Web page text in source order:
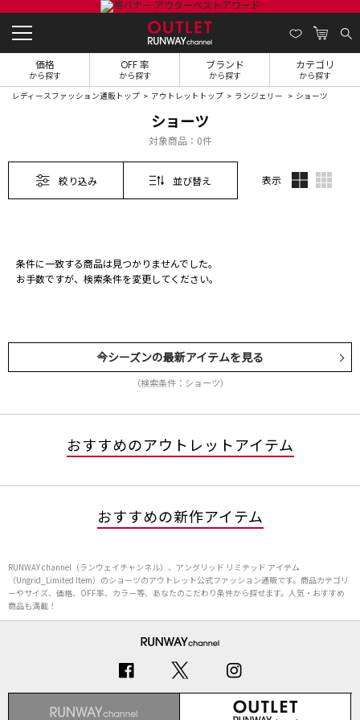
価格
から探す
OFF 率
から探す
ブランド
から探す
カテゴリ
から探す
レディースファッション通販トップ アウトレットトップ ランジェリー ショーツ
ショーツ
対象商品： 0件
絞り込み 並び替え 表示
条件に一致する商品は見つかりませんでした。
お手数ですが、検索条件を変更してください。
今シーズンの最新アイテムを見る
（検索条件：ショーツ）
おすすめのアウトレットアイテム
おすすめの新作アイテム
RUNWAY channel（ランウェイチャンネル）、アングリッド リミテッド アイテム
（Ungrid_Limited Item）のショーツのアウトレット公式ファッション通販です。商品カテゴリ
ーやサイズ、価格、OFF率、カラー等、あなたのこだわり条件から探せます。人気・おすすめ
商品も満載！